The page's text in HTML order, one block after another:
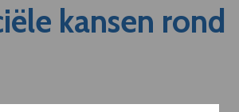
kansen rond